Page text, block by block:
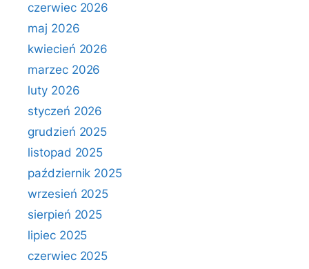
czerwiec 2026
maj 2026
kwiecień 2026
marzec 2026
luty 2026
styczeń 2026
grudzień 2025
listopad 2025
październik 2025
wrzesień 2025
sierpień 2025
lipiec 2025
czerwiec 2025